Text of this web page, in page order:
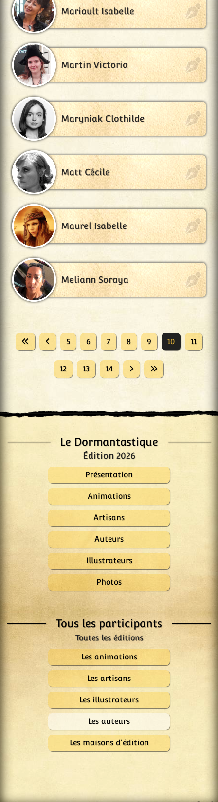
Le Dormantastique
Édition 2026
Présentation
Animations
Artisans
Auteurs
Illustrateurs
Photos
Tous les participants
Les animations
Les artisans
Les illustrateurs
Les auteurs
Les maisons d'édition
Mariault Isabelle
Martin Victoria
Maryniak Clothilde
Matt Cécile
Maurel Isabelle
Meliann Soraya
5 6 7 8 9 10 11
12 13 14